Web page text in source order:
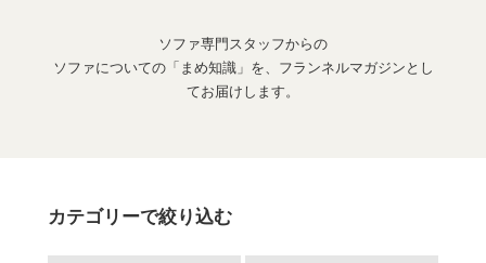
ソファ専門スタッフからの
ソファについての「まめ知識」を、フランネルマガジンとし
てお届けします。
カテゴリーで絞り込む